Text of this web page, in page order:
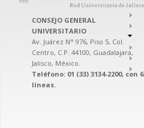
CONSEJO GENERAL
UNIVERSITARIO
Av. Juárez N° 976, Piso 5, Col.
Centro, C.P. 44100, Guadalajara,
Jalisco, México.
Teléfono: 01 (33) 3134-2200, con 6
líneas.